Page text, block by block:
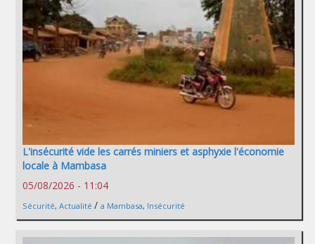
L'insécurité vide les carrés miniers et asphyxie l'économie
locale à Mambasa
05/08/2026 - 11:04
Sécurité, Actualité / a Mambasa, Insécurité